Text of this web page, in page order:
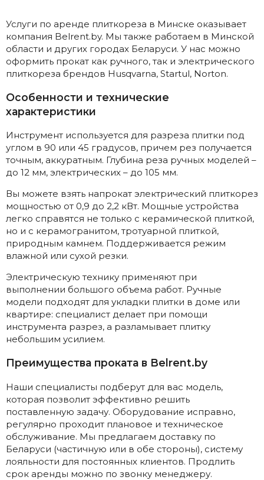
Услуги по аренде плиткореза в Минске оказывает
компания Belrent.by. Мы также работаем в Минской
области и других городах Беларуси. У нас можно
оформить прокат как ручного, так и электрического
плиткореза брендов Husqvarna, Startul, Norton.
Особенности и технические
характеристики
Инструмент используется для разреза плитки под
углом в 90 или 45 градусов, причем рез получается
точным, аккуратным. Глубина реза ручных моделей –
до 12 мм, электрических – до 105 мм.
Вы можете взять напрокат электрический плиткорез
мощностью от 0,9 до 2,2 кВт. Мощные устройства
легко справятся не только с керамической плиткой,
но и с керамогранитом, тротуарной плиткой,
природным камнем. Поддерживается режим
влажной или сухой резки.
Электрическую технику применяют при
выполнении большого объема работ. Ручные
модели подходят для укладки плитки в доме или
квартире: специалист делает при помощи
инструмента разрез, а разламывает плитку
небольшим усилием.
Преимущества проката в Belrent.by
Наши специалисты подберут для вас модель,
которая позволит эффективно решить
поставленную задачу. Оборудование исправно,
регулярно проходит плановое и техническое
обслуживание. Мы предлагаем доставку по
Беларуси (частичную или в обе стороны), систему
лояльности для постоянных клиентов. Продлить
срок аренды можно по звонку менеджеру.